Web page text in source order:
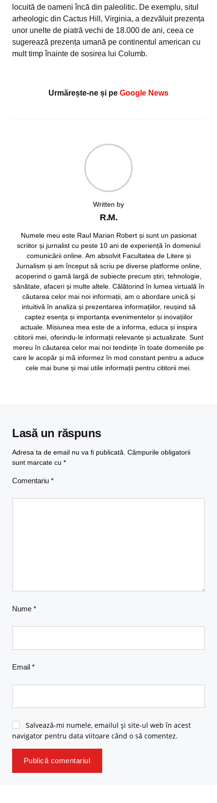
locuită de oameni încă din paleolitic. De exemplu, situl
arheologic din Cactus Hill, Virginia, a dezvăluit prezența
unor unelte de piatră vechi de 18.000 de ani, ceea ce
sugerează prezența umană pe continentul american cu
mult timp înainte de sosirea lui Columb.
Urmărește-ne și pe Google News
Written by
R.M.
Numele meu este Raul Marian Robert și sunt un pasionat
scriitor și jurnalist cu peste 10 ani de experiență în domeniul
comunicării online. Am absolvit Facultatea de Litere și
Jurnalism și am început să scriu pe diverse platforme online,
acoperind o gamă largă de subiecte precum știri, tehnologie,
sănătate, afaceri și multe altele. Călătorind în lumea virtuală în
căutarea celor mai noi informații, am o abordare unică și
intuitivă în analiza și prezentarea informațiilor, reușind să
captez esența și importanța evenimentelor și inovațiilor
actuale. Misiunea mea este de a informa, educa și inspira
cititorii mei, oferindu-le informații relevante și actualizate. Sunt
mereu în căutarea celor mai noi tendințe în toate domeniile pe
care le acopăr și mă informez în mod constant pentru a aduce
cele mai bune și mai utile informații pentru cititorii mei.
Lasă un răspuns
Adresa ta de email nu va fi publicată. Câmpurile obligatorii
sunt marcate cu *
Comentariu *
Nume *
Email *
Salvează-mi numele, emailul și site-ul web în acest
navigator pentru data viitoare când o să comentez.